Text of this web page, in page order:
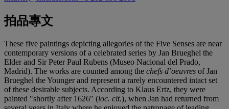
拍品專文
These five paintings depicting allegories of the Five Senses are near
contemporary versions of a celebrated series by Jan Brueghel the
Elder and Sir Peter Paul Rubens (Museo Nacional del Prado,
Madrid). The works are counted among the chefs d’oeuvres of Jan
Brueghel the Younger and represent a rarely encountered intact set
of these desirable subjects. According to Klaus Ertz, they were
painted "shortly after 1626" (loc. cit.), when Jan had returned from